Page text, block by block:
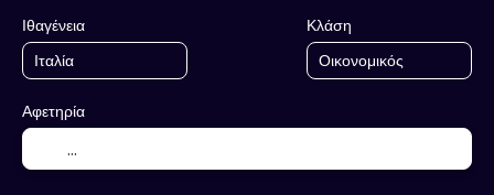
Ιθαγένεια Κλάση
Αφετηρία